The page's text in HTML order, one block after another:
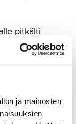
ja mainosten
pitkälti
tekstin
siitä, miten
tiivistää